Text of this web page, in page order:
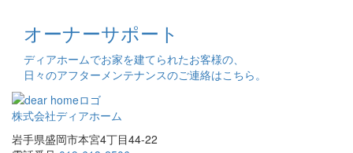
オーナーサポート
ディアホームでお家を建てられたお客様の、
日々のアフターメンテナンスのご連絡はこちら。
株式会社ディアホーム
岩手県盛岡市本宮4丁目44-22